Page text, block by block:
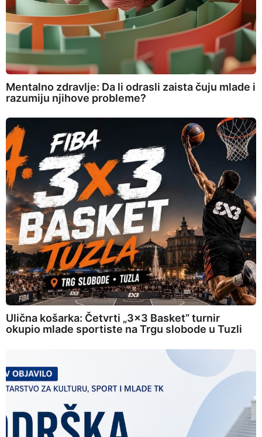
Mentalno zdravlje: Da li odrasli zaista čuju mlade i
razumiju njihove probleme?
Ulična košarka: Četvrti „3×3 Basket” turnir
okupio mlade sportiste na Trgu slobode u Tuzli